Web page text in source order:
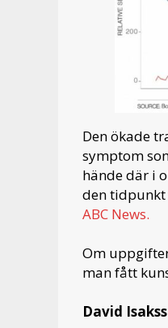
Den ökade
symptom
hände där i
den tidpunkt
ABC News.
Om
man fått
David